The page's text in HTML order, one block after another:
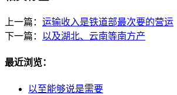
上一篇： 运输收入是铁道部最次要的营运
下一篇： 以及湖北、云南等南方产
最近浏览：
以至能够说是需要